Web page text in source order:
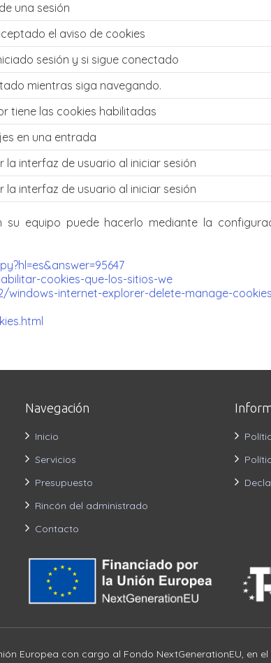
una sesión
el aviso de cookies
sesión y si sigue conectado
mientras siga navegando.
tiene las cookies habilitadas
en una entrada
la interfaz de usuario al iniciar sesión
la interfaz de usuario al iniciar sesión
equipo puede hacerlo mediante la
cookies-que-los-sitios-we
internet-explorer-delete-manage-cookies
Navegación
Inicio
Servicios
Presupuesto
Rincón del administrado
Contacto
Europea con cargo al Fondo NextGenerationEU, en